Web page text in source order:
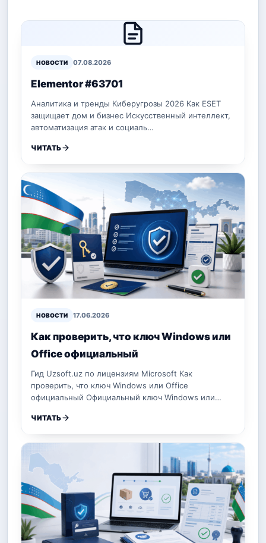
НОВОСТИ 07.08.2026
Elementor #63701
Аналитика и тренды Киберугрозы 2026 Как ESET
защищает дом и бизнес Искусственный интеллект,
автоматизация атак и социаль…
ЧИТАТЬ
НОВОСТИ 17.06.2026
Как проверить, что ключ Windows или
Office официальный
Гид Uzsoft.uz по лицензиям Microsoft Как
проверить, что ключ Windows или Office
официальный Официальный ключ Windows или…
ЧИТАТЬ